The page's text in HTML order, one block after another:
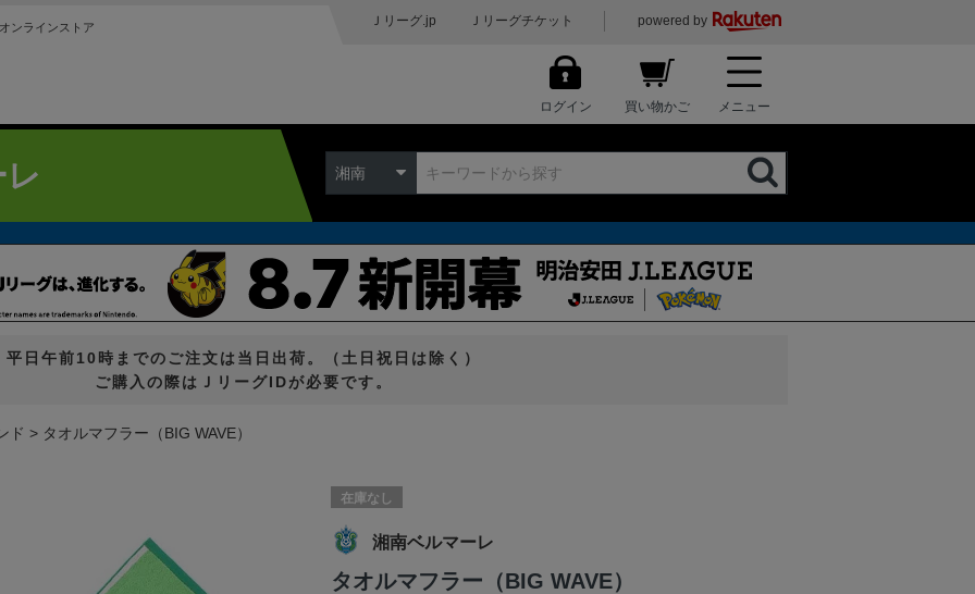
ンラインストア Ｊリーグ.jp Ｊリーグチケット powered by
ログイン 買い物かご メニュー
湘南
平日午前10時までのご注文は当日出荷。（土日祝日は除く）
ご購入の際はＪリーグIDが必要です。
ド タオルマフラー（BIG WAVE）
在庫なし
湘南ベルマーレ
タオルマフラー（BIG WAVE）